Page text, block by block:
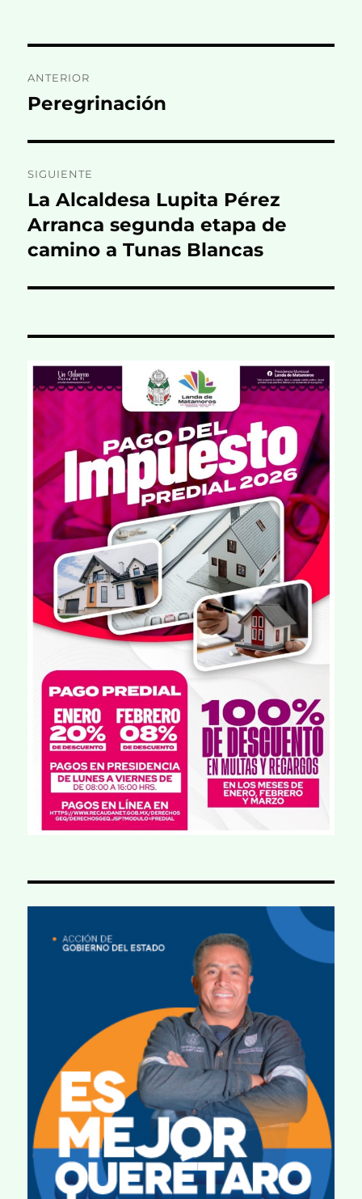
de
ANTERIOR
Entrada
Peregrinación
SIGUIENTE
Entrada
siguiente:
La Alcaldesa Lupita Pérez
Arranca segunda etapa de
camino a Tunas Blancas